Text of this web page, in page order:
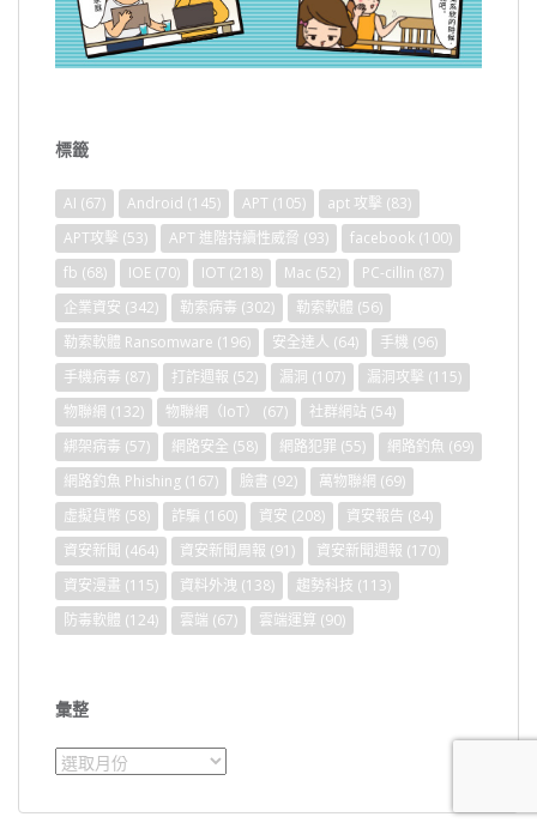
標籤
AI (67) Android (145) APT (105) apt 攻擊 (83)
APT攻擊 (53) APT 進階持續性威脅 (93) facebook (100)
fb (68) IOE (70) IOT (218) Mac (52) PC-cillin (87)
企業資安 (342) 勒索病毒 (302) 勒索軟體 (56)
勒索軟體 Ransomware (196) 安全達人 (64) 手機 (96)
手機病毒 (87) 打詐週報 (52) 漏洞 (107) 漏洞攻擊 (115)
物聯網 (132) 物聯網（IoT） (67) 社群網站 (54)
綁架病毒 (57) 網路安全 (58) 網路犯罪 (55) 網路釣魚 (69)
網路釣魚 Phishing (167) 臉書 (92) 萬物聯網 (69)
虛擬貨幣 (58) 詐騙 (160) 資安 (208) 資安報告 (84)
資安新聞 (464) 資安新聞周報 (91) 資安新聞週報 (170)
資安漫畫 (115) 資料外洩 (138) 趨勢科技 (113)
防毒軟體 (124) 雲端 (67) 雲端運算 (90)
彙整
彙